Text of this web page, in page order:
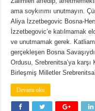
ama soykırımı unutmayın.
Aliya İzzetbegovic Bosna-
İzzetbegovic’e katılmamak
ve unutmamak gerek.
gerçekleşen Bosna
Ordusu, Srebrenitsa’ya karşı
Birleşmiş Milletler
Devamı oku